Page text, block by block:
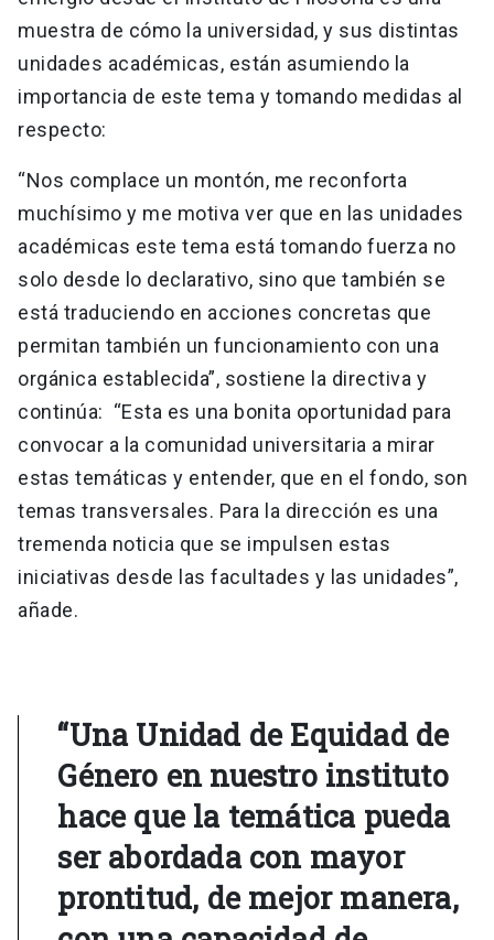
muestra de cómo la universidad, y sus distintas
unidades académicas, están asumiendo la
importancia de este tema y tomando medidas al
respecto:
“Nos complace un montón, me reconforta
muchísimo y me motiva ver que en las unidades
académicas este tema está tomando fuerza no
solo desde lo declarativo, sino que también se
está traduciendo en acciones concretas que
permitan también un funcionamiento con una
orgánica establecida”, sostiene la directiva y
continúa: “Esta es una bonita oportunidad para
convocar a la comunidad universitaria a mirar
estas temáticas y entender, que en el fondo, son
temas transversales. Para la dirección es una
tremenda noticia que se impulsen estas
iniciativas desde las facultades y las unidades”,
añade.
“Una Unidad de Equidad de
Género en nuestro instituto
hace que la temática pueda
ser abordada con mayor
prontitud, de mejor manera,